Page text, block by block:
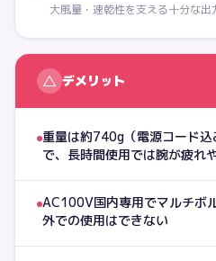
大風量・速乾性を支える十分な出
△ デメリット
重量は約740g（電源コード
で、長時間使用では腕が疲れ
AC100V国内専用でマルチボ
外での使用はできない